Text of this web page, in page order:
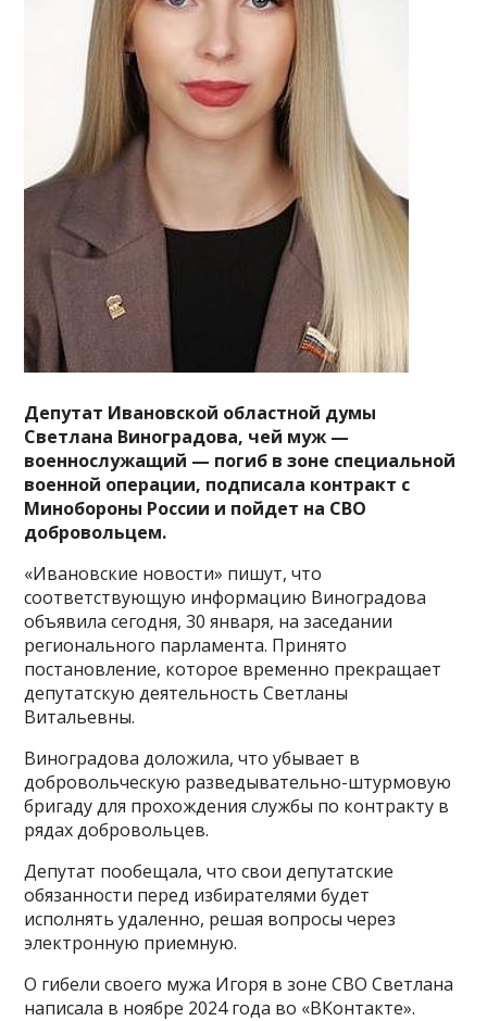
Депутат Ивановской областной думы
Светлана Виноградова, чей муж —
военнослужащий — погиб в зоне специальной
военной операции, подписала контракт с
Минобороны России и пойдет на СВО
добровольцем.
«Ивановские новости» пишут, что
соответствующую информацию Виноградова
объявила сегодня, 30 января, на заседании
регионального парламента. Принято
постановление, которое временно прекращает
депутатскую деятельность Светланы
Витальевны.
Виноградова доложила, что убывает в
добровольческую разведывательно-штурмовую
бригаду для прохождения службы по контракту в
рядах добровольцев.
Депутат пообещала, что свои депутатские
обязанности перед избирателями будет
исполнять удаленно, решая вопросы через
электронную приемную.
О гибели своего мужа Игоря в зоне СВО Светлана
написала в ноябре 2024 года во «ВКонтакте».